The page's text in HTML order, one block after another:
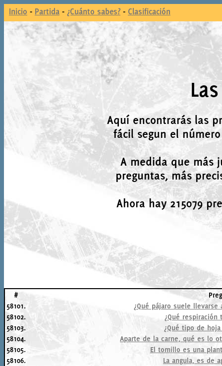
Inicio - Partida - ¿Cuánto sabes? - Clasificación
Aquí encontrarás las
fácil segun el
A medida que más
preguntas, más
Ahora hay 215079
#
58101.
¿Qué pájaro suele
58102.
¿Qué respiración
58103.
¿Qué tipo de
58104.
Aparte de la carne, qué es lo
58105.
El tomillo es una
58106.
La angula, es de